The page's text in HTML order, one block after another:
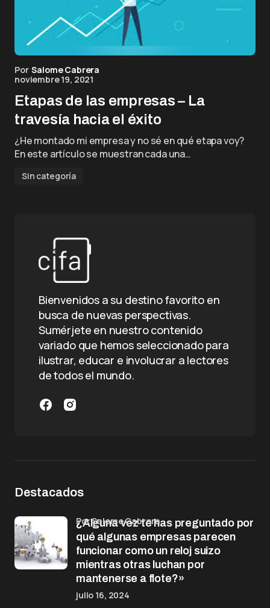
Por Salome Cabrera
noviembre 19, 2021
Etapas de las empresas – La
travesía hacia el éxito
¿He montado mi empresa y no sé en qué etapa voy?
En este artículo se muestran cada una…
Sin categoría
Bienvenidos a su destino favorito en
busca de nuevas perspectivas.
Sumérjete en nuestro contenido
variado que hemos seleccionado para
ilustrar, educar e involucrar a lectores
de todos el mundo.
Destacados
¿Alguna vez te has preguntado por
qué algunas empresas parecen
funcionar como un reloj suizo
mientras otras luchan por
mantenerse a flote?»
por Salome Cabrera
julio 16, 2024